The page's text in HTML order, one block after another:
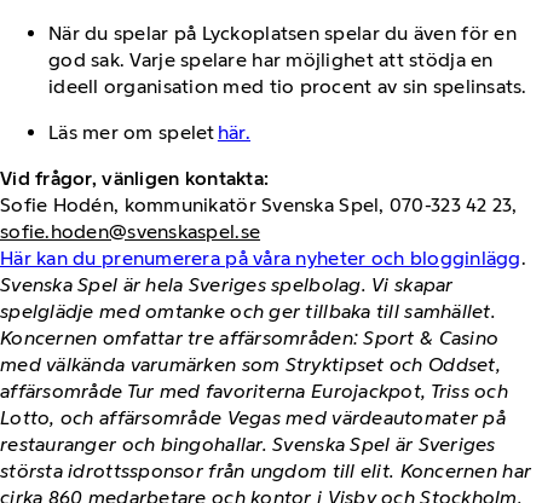
När du spelar på Lyckoplatsen spelar du även för en
god sak. Varje spelare har möjlighet att stödja en
ideell organisation med tio procent av sin spelinsats.
Läs mer om spelet här.
Vid frågor, vänligen kontakta:
Sofie Hodén, kommunikatör Svenska Spel, 070-323 42 23,
sofie.hoden@svenskaspel.se
Här kan du prenumerera på våra nyheter och blogginlägg.
Svenska Spel är hela Sveriges spelbolag. Vi skapar
spelglädje med omtanke och ger tillbaka till samhället.
Koncernen omfattar tre affärsområden: Sport & Casino
med välkända varumärken som Stryktipset och Oddset,
affärsområde Tur med favoriterna Eurojackpot, Triss och
Lotto, och affärsområde Vegas med värdeautomater på
restauranger och bingohallar. Svenska Spel är Sveriges
största idrottssponsor från ungdom till elit. Koncernen har
cirka 860 medarbetare och kontor i Visby och Stockholm.